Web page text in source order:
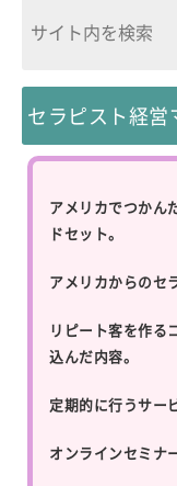
セラピスト経
アメリカでつかん
ドセット。
アメリカからのセ
リピート客を作る
込んだ内容。
定期的に行うサー
オンラインセミナ